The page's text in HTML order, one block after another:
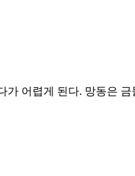
어렵게 된다. 망동은